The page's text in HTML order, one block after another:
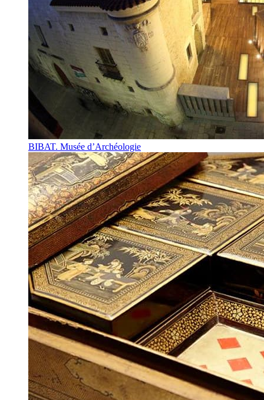
BIBAT. Musée d’Archéologie